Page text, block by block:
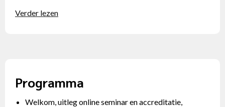
Verder lezen
Programma
Welkom, uitleg online seminar en accreditatie,